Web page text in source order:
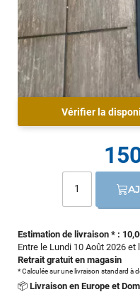
Vérifier la
Estimation de livraison * :
Entre le Lundi 10 Août 2026 et
Retrait gratuit en magasin
* Calculée sur une livraison standard à
📦 Livraison en Europe et